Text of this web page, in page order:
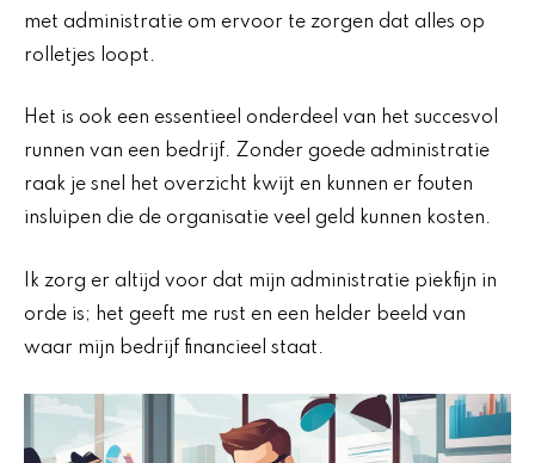
met administratie om ervoor te zorgen dat alles op
rolletjes loopt.
Het is ook een essentieel onderdeel van het succesvol
runnen van een bedrijf. Zonder goede administratie
raak je snel het overzicht kwijt en kunnen er fouten
insluipen die de organisatie veel geld kunnen kosten.
Ik zorg er altijd voor dat mijn administratie piekfijn in
orde is; het geeft me rust en een helder beeld van
waar mijn bedrijf financieel staat.